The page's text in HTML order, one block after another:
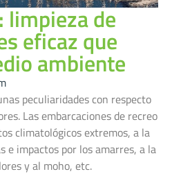
de
eficaz que
ambiente
peculiaridades con respecto
Las embarcaciones de recreo
climatológicos extremos, a la
e impactos por los amarres, a la
y al moho, etc.